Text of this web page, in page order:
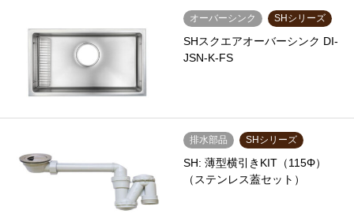
オーバーシンク SHシリーズ
SHスクエアオーバーシンク DI-
JSN-K-FS
排水部品 SHシリーズ
SH: 薄型横引きKIT（115Φ）
（ステンレス蓋セット）